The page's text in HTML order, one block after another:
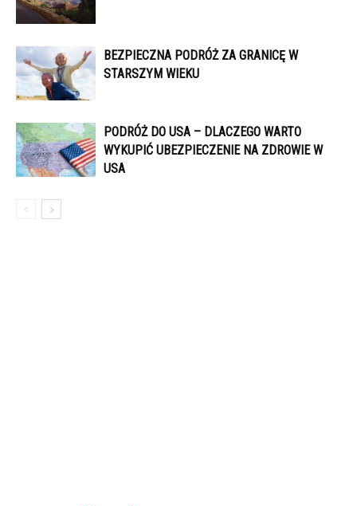
BEZPIECZNA PODRÓŻ ZA GRANICĘ W
STARSZYM WIEKU
PODRÓŻ DO USA – DLACZEGO WARTO
WYKUPIĆ UBEZPIECZENIE NA ZDROWIE W
USA